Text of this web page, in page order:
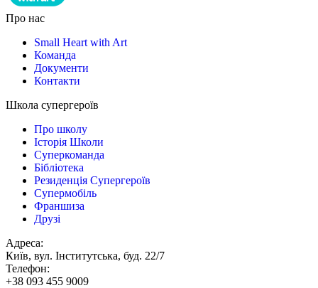
Про нас
Small Heart with Art
Команда
Документи
Контакти
Школа супергероїв
Про школу
Історія Школи
Суперкоманда
Бібліотека
Резиденція Супергероїв
Супермобіль
Франшиза
Друзі
Адреса:
Київ, вул. Інститутська, буд. 22/7
Телефон:
+38 093 455 9009